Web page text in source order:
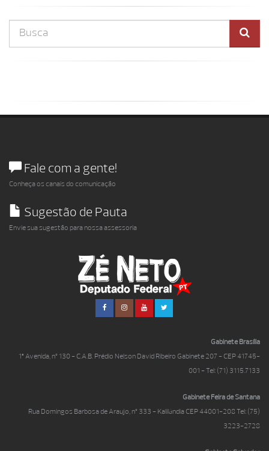
Fale com a gente!
Conheça os canais do comunicação
Sugestão de Pauta
Envie sua sugestão para nossa assessoria
Gabinete Brasília
1ª Avenida, nº 130 - C.A.B. Prédio Nelson David Ribeiro Gabinete 207 - CEP 41745-
001 - Tel: (71) 3115.7133
Gabinete Feira de Santana
Rua Domingos Barbosa de Araujo, nº 333 - Kalilândia CEP 44001-208 Tel: (75)
3223-2728